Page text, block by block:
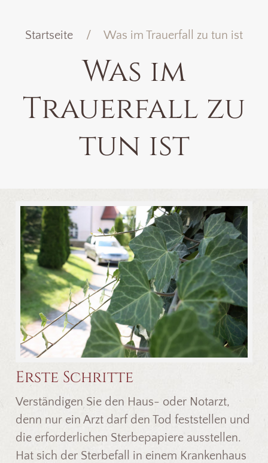
Startseite Was im Trauerfall zu tun ist
Was im
Trauerfall zu
tun ist
Erste Schritte
Verständigen Sie den Haus- oder Notarzt,
denn nur ein Arzt darf den Tod feststellen und
die erforderlichen Sterbepapiere ausstellen.
Hat sich der Sterbefall in einem Krankenhaus